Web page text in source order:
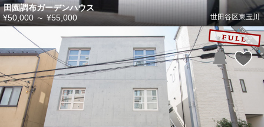
田園調布ガーデンハウス
世田谷区東玉川
¥50,000～¥55,000